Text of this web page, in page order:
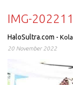
IMG-
HaloSultra.com -
20 November 2022